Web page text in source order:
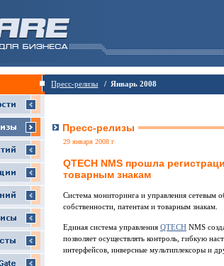
Пресс-релизы / Январь 2008
Пресс-релизы
29 января 2008 г
QTECH NMS прошла
товарным знакам
Система мониторинга и управления сетевым
собственности, патентам и товарным знакам.
Единая система управления QTECH NMS
позволяет осуществлять контроль, гибкую
интерфейсов, инверсные мультиплексоры и